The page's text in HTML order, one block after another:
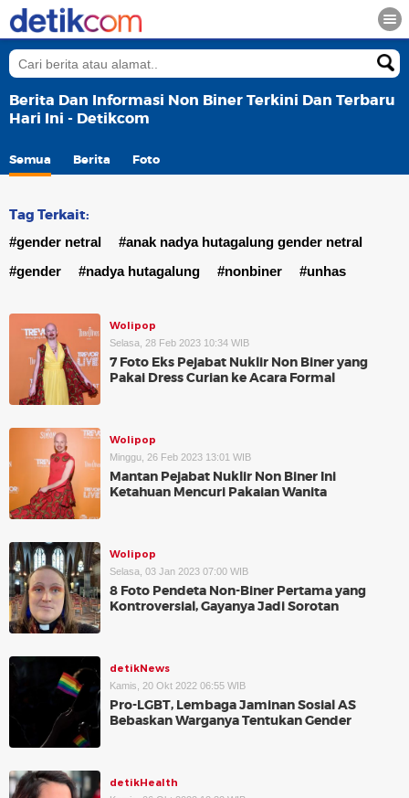
Berita Dan Informasi Non Biner Terkini Dan Terbaru
Hari Ini - Detikcom
Semua Berita Foto
Tag Terkait:
#gender netral
#anak nadya hutagalung gender netral
#gender
#nadya hutagalung #nonbiner #unhas
Wolipop
Selasa, 28 Feb 2023 10:34 WIB
7 Foto Eks Pejabat Nuklir Non Biner yang
Pakai Dress Curian ke Acara Formal
Wolipop
Minggu, 26 Feb 2023 13:01 WIB
Mantan Pejabat Nuklir Non Biner Ini
Ketahuan Mencuri Pakaian Wanita
Wolipop
Selasa, 03 Jan 2023 07:00 WIB
8 Foto Pendeta Non-Biner Pertama yang
Kontroversial, Gayanya Jadi Sorotan
detikNews
Kamis, 20 Okt 2022 06:55 WIB
Pro-LGBT, Lembaga Jaminan Sosial AS
Bebaskan Warganya Tentukan Gender
detikHealth